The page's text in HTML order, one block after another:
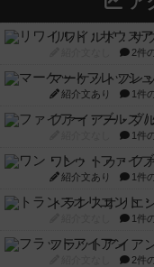
リワイルド：サ
2件
マーケットフレ
紹介文あり 1件
ファイアー・ブ
1件
ワン・トゥ・フ
紹介文あり 1件
トランスオリエ
1件
フラットアイア
2件